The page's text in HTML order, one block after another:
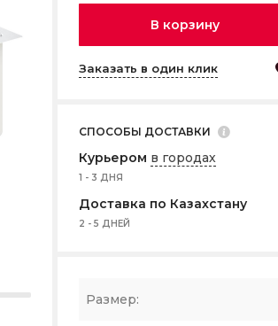
В корзину
Заказать в один клик
СПОСОБЫ ДОСТАВКИ
Курьером в городах
1 - 3 ДНЯ
Доставка по Казахстану
2 - 5 ДНЕЙ
Размер: